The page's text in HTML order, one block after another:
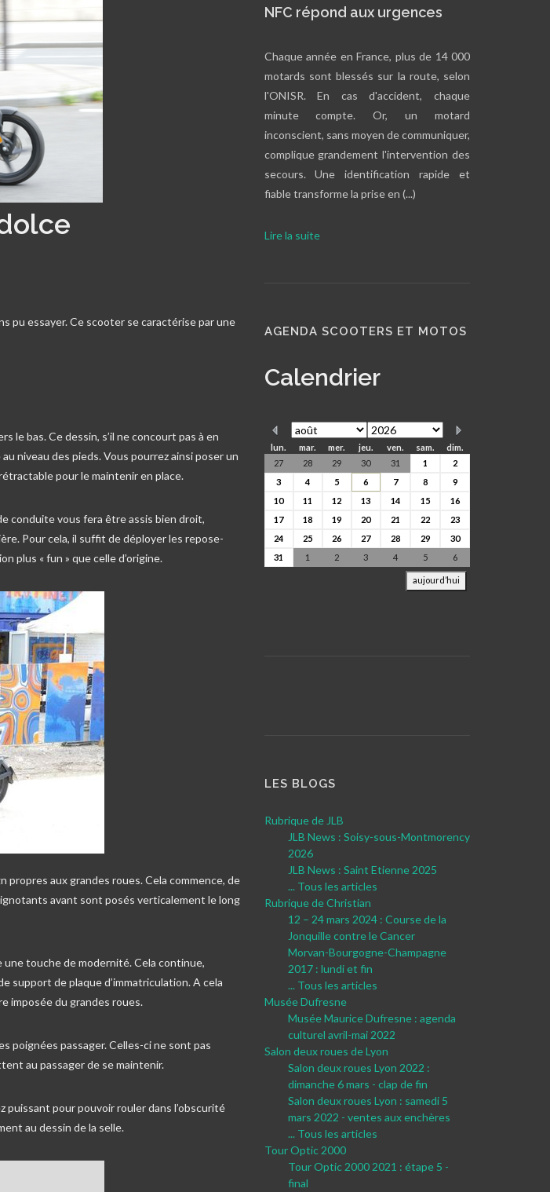
pu essayer. Ce scooter se caractérise par une
le bas. Ce dessin, s’il ne concourt pas à en
niveau des pieds. Vous pourrez ainsi poser un
pour le maintenir en place.
conduite vous fera être assis bien droit,
Pour cela, il suffit de déployer les repose-
plus « fun » que celle d’origine.
propres aux grandes roues. Cela commence, de
avant sont posés verticalement le long
une touche de modernité. Cela continue,
support de plaque d’immatriculation. A cela
imposée du grandes roues.
poignées passager. Celles-ci ne sont pas
au passager de se maintenir.
puissant pour pouvoir rouler dans l’obscurité
au dessin de la selle.
NFC répond aux urgences
Chaque année en France, plus de 14 000
motards sont blessés sur la route, selon
l'ONISR. En cas d'accident, chaque
minute compte. Or, un motard
inconscient, sans moyen de communiquer,
complique grandement l'intervention des
secours. Une identification rapide et
fiable transforme la prise en (...)
Lire la suite
AGENDA SCOOTERS ET MOTOS
Calendrier
lun. mar. mer. jeu. ven. sam.
dim.
27
28 29 30 31 1
2
3
4 5 6 7 8
9
10
11 12 13 14 15
16
17
18 19 20 21 22
23
24
25 26 27 28 29
30
31
1 2 3 4 5 6
aujourd’hui
LES BLOGS
Rubrique de JLB
JLB News : Soisy-sous-Montmorency
2026
JLB News : Saint Etienne 2025
... Tous les articles
Rubrique de Christian
12 – 24 mars 2024 : Course de la
Jonquille contre le Cancer
Morvan-Bourgogne-Champagne
2017 : lundi et fin
... Tous les articles
Musée Dufresne
Musée Maurice Dufresne : agenda
culturel avril-mai 2022
Salon deux roues de Lyon
Salon deux roues Lyon 2022 :
dimanche 6 mars - clap de fin
Salon deux roues Lyon : samedi 5
mars 2022 - ventes aux enchères
... Tous les articles
Tour Optic 2000
Tour Optic 2000 2021 : étape 5 -
final